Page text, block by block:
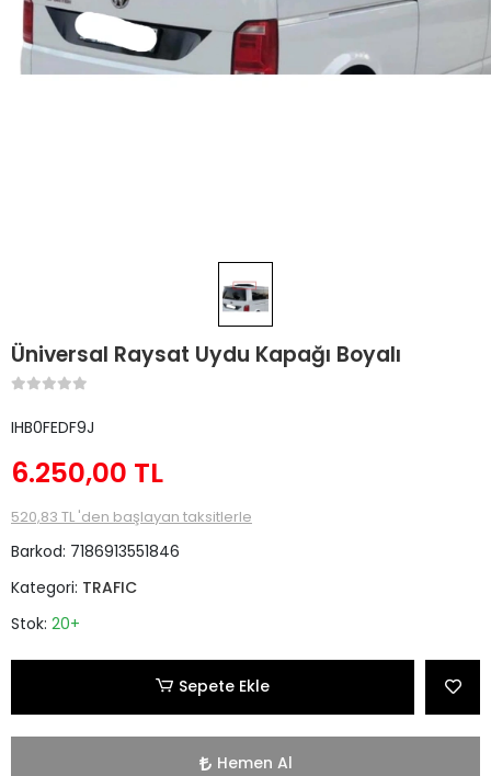
Üniversal Raysat Uydu Kapağı Boyalı
IHB0FEDF9J
6.250,00 TL
520,83 TL 'den başlayan taksitlerle
Barkod: 7186913551846
Kategori: TRAFIC
Stok: 20+
Sepete Ekle
Hemen Al